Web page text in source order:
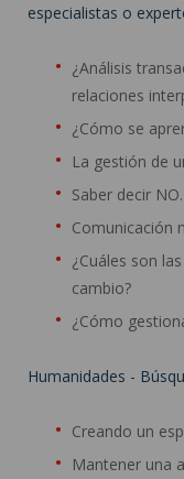
especialistas o
¿Análisis
relaciones
¿Cómo se
La gestión de
Saber decir NO.
Comunicación
¿Cuáles son
cambio?
¿Cómo
Humanidades -
Creando un
Mantener una